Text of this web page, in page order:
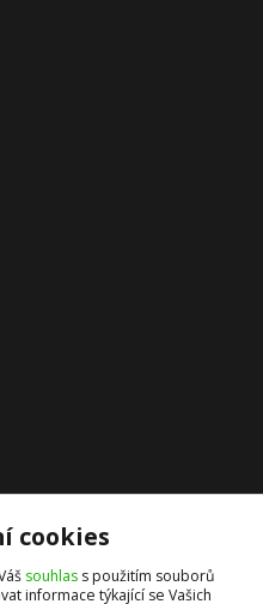
cookies
souhlas s použitím souborů
informace týkající se Vašich